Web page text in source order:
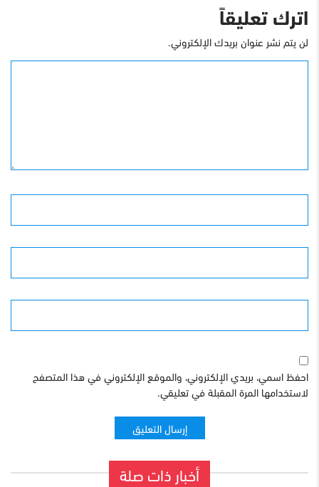
اترك تعليقاً
لن يتم نشر عنوان بريدك الإلكتروني.
احفظ اسمي، بريدي الإلكتروني، والموقع الإلكتروني في هذا المتصفح
لاستخدامها المرة المقبلة في تعليقي.
أخبار ذات صلة